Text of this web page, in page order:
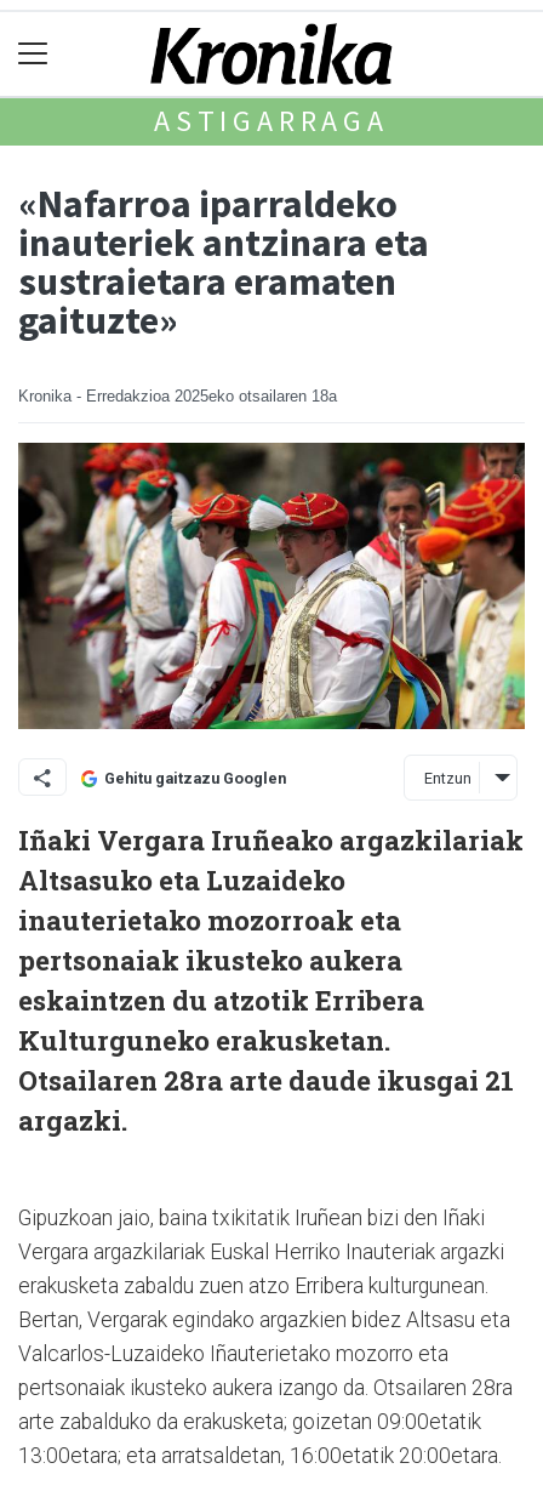
ASTIGARRAGA
«Nafarroa iparraldeko
inauteriek antzinara eta
sustraietara eramaten
gaituzte»
Kronika - Erredakzioa 2025eko otsailaren 18a
Gehitu gaitzazu Googlen Entzun
Iñaki Vergara Iruñeako argazkilariak
Altsasuko eta Luzaideko
inauterietako mozorroak eta
pertsonaiak ikusteko aukera
eskaintzen du atzotik Erribera
Kulturguneko erakusketan.
Otsailaren 28ra arte daude ikusgai 21
argazki.
Gipuzkoan jaio, baina txikitatik Iruñean bizi den Iñaki
Vergara argazkilariak Euskal Herriko Inauteriak argazki
erakusketa zabaldu zuen atzo Erribera kulturgunean.
Bertan, Vergarak egindako argazkien bidez Altsasu eta
Valcarlos-Luzaideko Iñauterietako mozorro eta
pertsonaiak ikusteko aukera izango da. Otsailaren 28ra
arte zabalduko da erakusketa; goizetan 09:00etatik
13:00etara; eta arratsaldetan, 16:00etatik 20:00etara.